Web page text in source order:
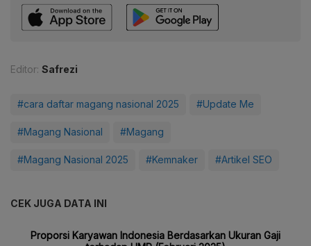
Editor: Safrezi
#cara daftar magang nasional 2025 #Update Me
#Magang Nasional #Magang
#Magang Nasional 2025 #Kemnaker #Artikel SEO
CEK JUGA DATA INI